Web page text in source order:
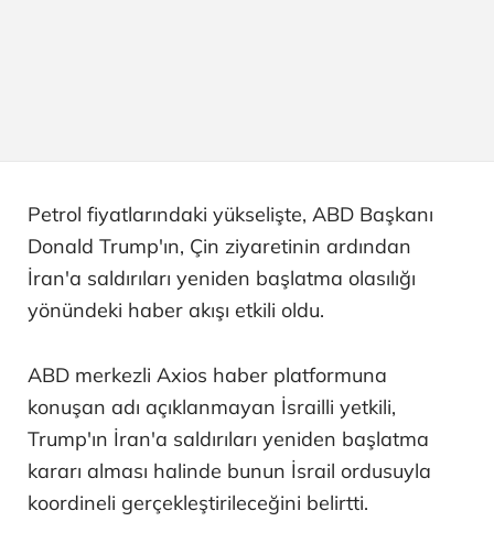
Petrol fiyatlarındaki yükselişte, ABD Başkanı
Donald Trump'ın, Çin ziyaretinin ardından
İran'a saldırıları yeniden başlatma olasılığı
yönündeki haber akışı etkili oldu.
ABD merkezli Axios haber platformuna
konuşan adı açıklanmayan İsrailli yetkili,
Trump'ın İran'a saldırıları yeniden başlatma
kararı alması halinde bunun İsrail ordusuyla
koordineli gerçekleştirileceğini belirtti.